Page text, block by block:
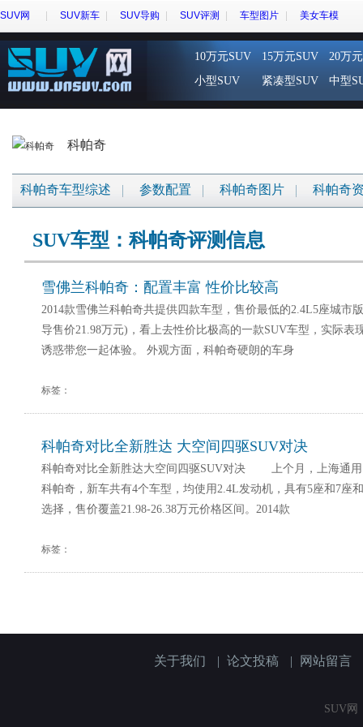
SUV网 SUV新车 SUV导购 SUV评测 车型图片 美女车模
10万元SUV 15万元SUV
20万
小型SUV
紧凑型SUV 中型
科帕奇
科帕奇车型综述 参数配置 科帕奇图片 科帕奇
SUV车型：科帕奇评测信息
雪佛兰科帕奇：配置丰富 性价比较高
2014款雪佛兰科帕奇共提供四款车型，售价最低的2.4L5座城市
导售价21.98万元)，看上去性价比极高的一款SUV车型，实际表
诱惑带您一起体验。 外观方面，科帕奇硬朗的车身
标签：
科帕奇对比全新胜达 大空间四驱SUV对决
科帕奇对比全新胜达大空间四驱SUV对决 上个月，上海通用
科帕奇，新车共有4个车型，均使用2.4L发动机，具有5座和7座
选择，售价覆盖21.98-26.38万元价格区间。2014款
标签：
关于我们 | 论文投稿 | 网站留言
SUV网